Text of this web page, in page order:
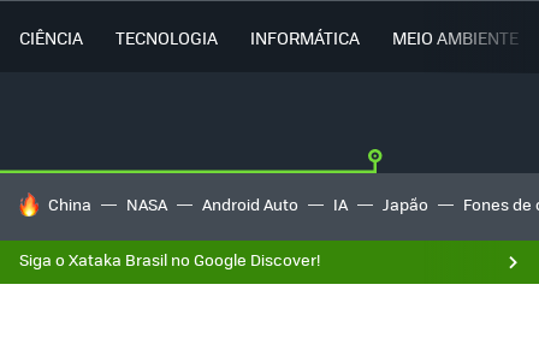
CIÊNCIA TECNOLOGIA INFORMÁTICA MEIO AMBIENTE
TENDÊNCIAS DO DIA
China NASA Android Auto IA Japão Fones de
Siga o Xataka Brasil no Google Discover!